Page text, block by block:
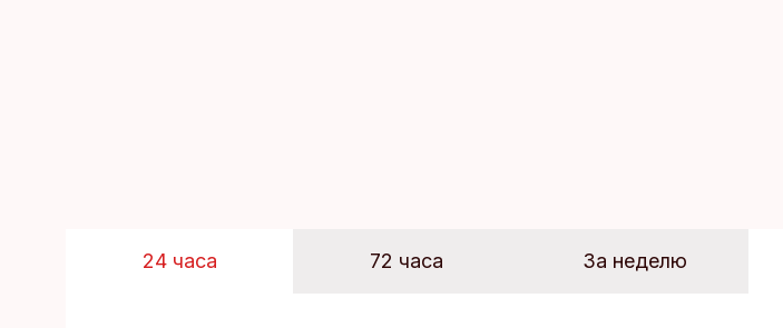
24 часа 72 часа За неделю